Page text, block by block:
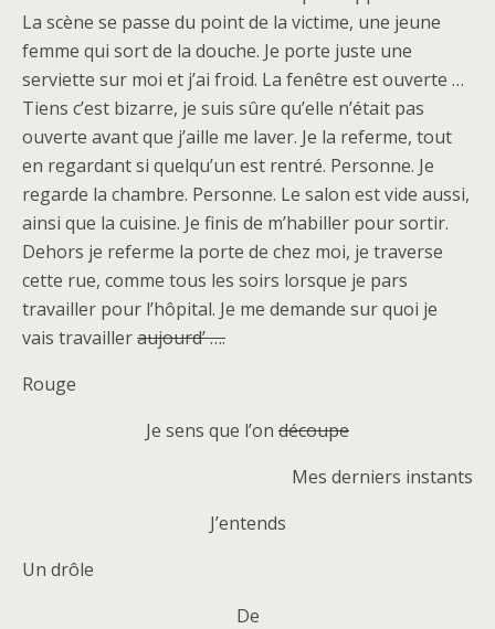
La scène se passe du point de la victime, une jeune
femme qui sort de la douche. Je porte juste une
serviette sur moi et j’ai froid. La fenêtre est ouverte …
Tiens c’est bizarre, je suis sûre qu’elle n’était pas
ouverte avant que j’aille me laver. Je la referme, tout
en regardant si quelqu’un est rentré. Personne. Je
regarde la chambre. Personne. Le salon est vide aussi,
ainsi que la cuisine. Je finis de m’habiller pour sortir.
Dehors je referme la porte de chez moi, je traverse
cette rue, comme tous les soirs lorsque je pars
travailler pour l’hôpital. Je me demande sur quoi je
vais travailleraujourd’ ….
Rouge
Je sens que l’on découpe
Mes derniers instants
J’entends
Un drôle
De